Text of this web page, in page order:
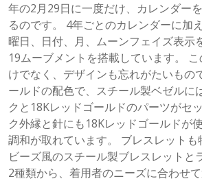
年の2月29日に一度だけ、カレンダー
るのです。 4年ごとのカレンダーに加
曜日、日付、月、ムーンフェイズ表示
19ムーブメントを搭載しています。
けでなく、デザインも忘れがたいもの
ールドの配色で、スチール製ベゼルに
クと18Kレッドゴールドのパーツがセ
ク外縁と針にも18Kレッドゴールドが
調和が取れています。 ブレスレット
ビーズ風のスチール製ブレスレットと
2種類から、着用者のニーズに合わせ